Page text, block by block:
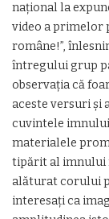
național la
video a primelor
române!”,
întregului grup
observația că
aceste versuri și
cuvintele
materialele
tipărit al imnului
alăturat corului
interesați ca